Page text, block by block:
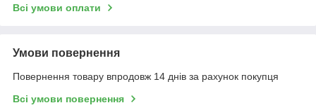
Всі умови оплати
Умови повернення
Повернення товару впродовж 14 днів за рахунок покупця
Всі умови повернення